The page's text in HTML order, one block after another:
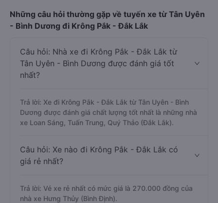
Những câu hỏi thường gặp về tuyến xe từ Tân Uyên
- Bình Dương đi Krông Pắk - Đắk Lắk
Câu hỏi: Nhà xe đi Krông Pắk - Đắk Lắk từ
Tân Uyên - Bình Dương được đánh giá tốt
nhất?
Trả lời: Xe đi Krông Pắk - Đắk Lắk từ Tân Uyên - Bình
Dương được đánh giá chất lượng tốt nhất là những nhà
xe Loan Sáng, Tuấn Trung, Quý Thảo (Đắk Lắk).
Câu hỏi: Xe nào đi Krông Pắk - Đắk Lắk có
giá rẻ nhất?
Trả lời: Vé xe rẻ nhất có mức giá là 270.000 đồng của
nhà xe Hưng Thủy (Bình Định).